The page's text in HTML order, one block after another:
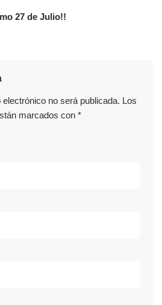
27 de Julio!!
no será publicada. Los
marcados con *